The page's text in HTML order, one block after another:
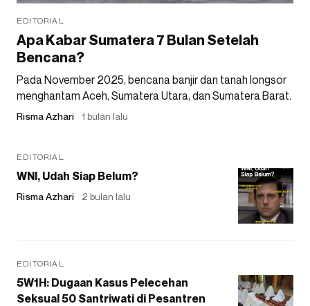
EDITORIAL
Apa Kabar Sumatera 7 Bulan Setelah
Bencana?
Pada November 2025, bencana banjir dan tanah longsor
menghantam Aceh, Sumatera Utara, dan Sumatera Barat.
Risma Azhari 1 bulan lalu
EDITORIAL
WNI, Udah Siap Belum?
Risma Azhari 2 bulan lalu
EDITORIAL
5W1H: Dugaan Kasus Pelecehan
Seksual 50 Santriwati di Pesantren